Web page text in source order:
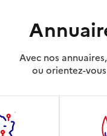
Avec nos
ou orientez-